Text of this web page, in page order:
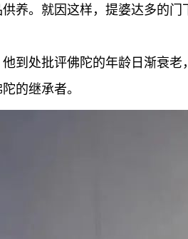
供养。就因这样，提婆达多的
他到处批评佛陀的年龄日渐衰
的继承者。